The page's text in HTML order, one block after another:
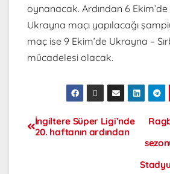
oynanacak. Ardından 6
Ukrayna maçı yapılacağı
maç ise 9 Ekim’de Ukrayna –
mücadelesi olacak.
İngiltere Süper Ligi’nde
20. haftanın ardından